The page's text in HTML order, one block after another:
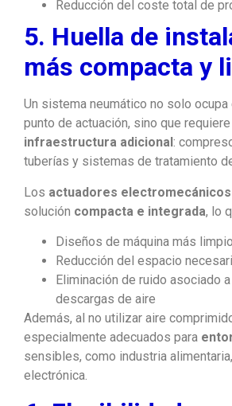
Reducción del coste total de
5. Huella de
más compacta y
Un sistema neumático no solo ocupa
punto de actuación, sino que requiere
infraestructura adicional :
tuberías y sistemas de tratamiento
Los actuadores electromecánicos
solución compacta e integrada, lo
Diseños de máquina más
Reducción del espacio
Eliminación de ruido asociado
descargas de aire
Además, al no utilizar aire
especialmente adecuados para
sensibles, como industria
electrónica.